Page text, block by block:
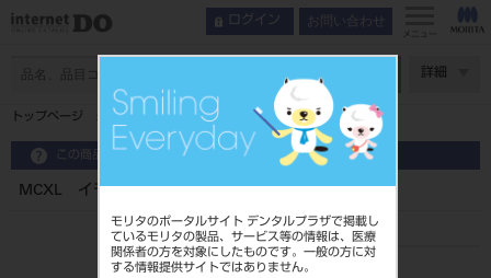
モリタのポータルサイト デンタルプラザで掲載し
ているモリタの製品、サービス等の情報は、医療
関係者の方を対象にしたものです。一般の方に対
する情報提供サイトではありません。
ログイン お問い合わせ
メニュー
詳細
トップページ MCXL イモネジ 5本入り
この商品に関するお問い合わせ
MCXL イモネジ 5本入り
品目コード